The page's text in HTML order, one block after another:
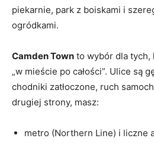
piekarnie, park z boiskami i
ogródkami.
Camden Town to wybór dla tych,
„w mieście po całości”. Ulice są
chodniki zatłoczone, ruch
drugiej strony, masz:
metro (Northern Line) i liczne